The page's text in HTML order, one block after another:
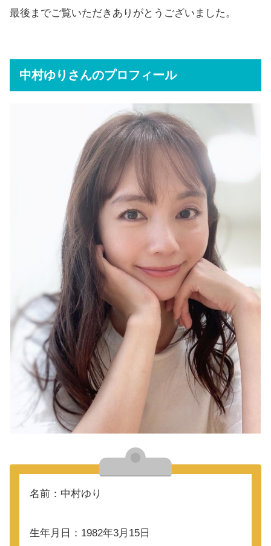
最後までご覧いただきありがとうございました。
中村ゆりさんのプロフィール
名前：中村ゆり
生年月日：1982年3月15日